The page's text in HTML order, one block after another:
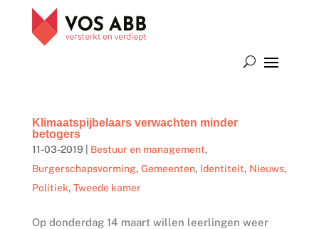
Klimaatspijbelaars verwachten minder
betogers
11-03-2019| Bestuur en management,
Burgerschapsvorming, Gemeenten, Identiteit, Nieuws,
Politiek, Tweede kamer
Op donderdag 14 maart willen leerlingen weer